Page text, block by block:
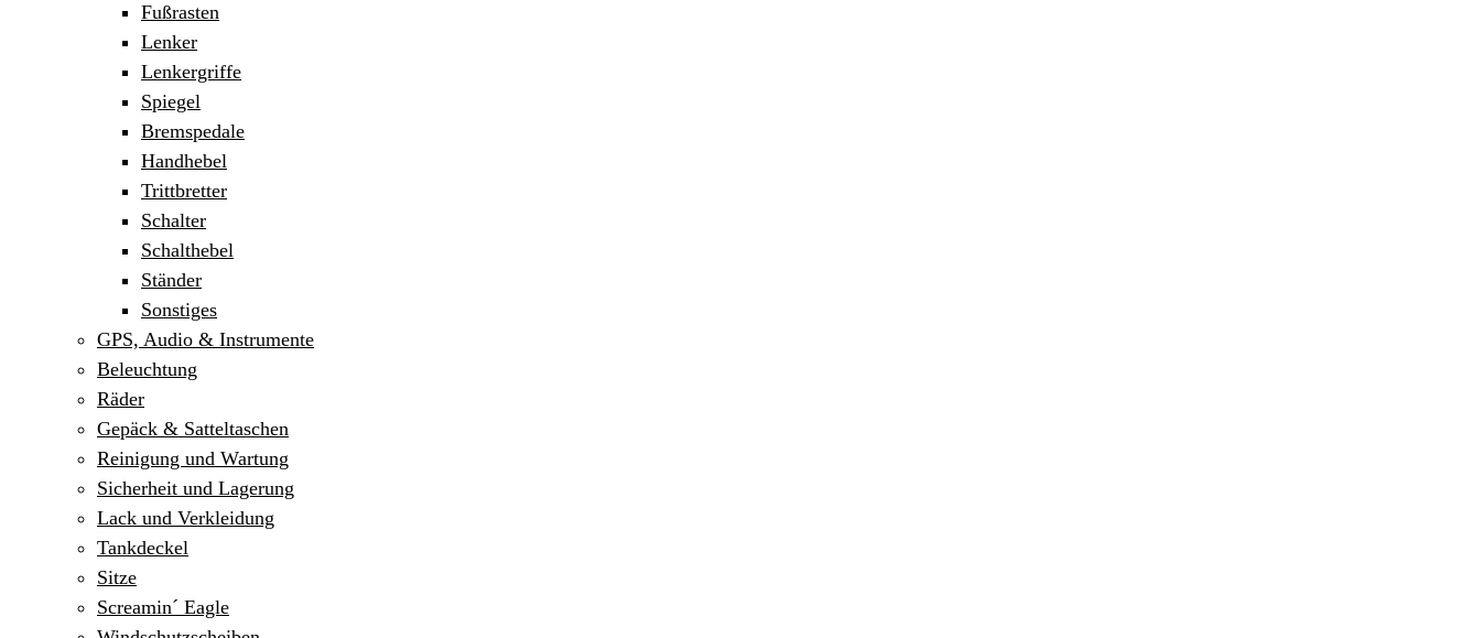
Fußrasten
Lenker
Lenkergriffe
Spiegel
Bremspedale
Handhebel
Trittbretter
Schalter
Schalthebel
Ständer
Sonstiges
GPS, Audio & Instrumente
Beleuchtung
Räder
Gepäck & Satteltaschen
Reinigung und Wartung
Sicherheit und Lagerung
Lack und Verkleidung
Tankdeckel
Sitze
Screamin´ Eagle